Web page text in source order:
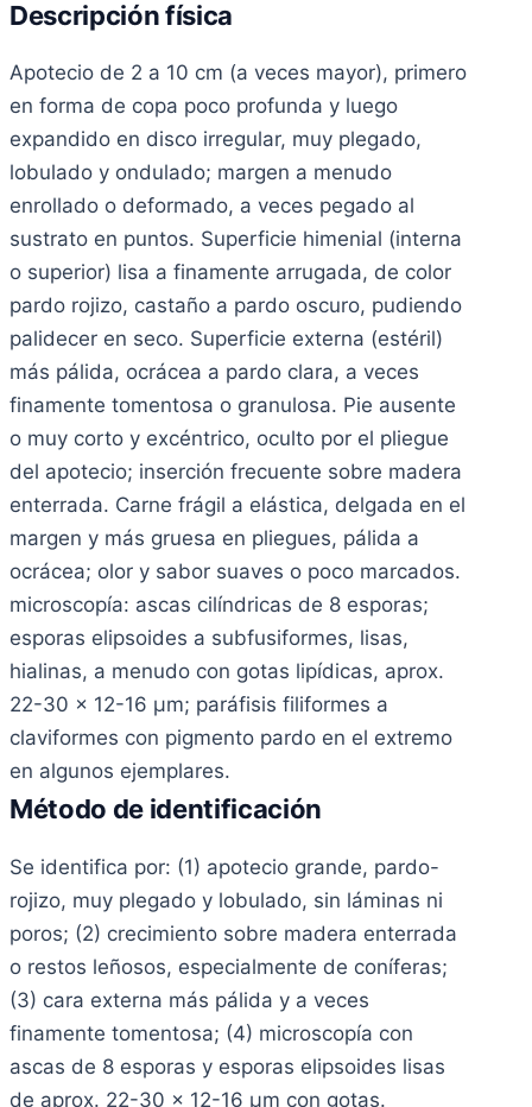
Descripción física
Apotecio de 2 a 10 cm (a veces mayor), primero
en forma de copa poco profunda y luego
expandido en disco irregular, muy plegado,
lobulado y ondulado; margen a menudo
enrollado o deformado, a veces pegado al
sustrato en puntos. Superficie himenial (interna
o superior) lisa a finamente arrugada, de color
pardo rojizo, castaño a pardo oscuro, pudiendo
palidecer en seco. Superficie externa (estéril)
más pálida, ocrácea a pardo clara, a veces
finamente tomentosa o granulosa. Pie ausente
o muy corto y excéntrico, oculto por el pliegue
del apotecio; inserción frecuente sobre madera
enterrada. Carne frágil a elástica, delgada en el
margen y más gruesa en pliegues, pálida a
ocrácea; olor y sabor suaves o poco marcados.
microscopía: ascas cilíndricas de 8 esporas;
esporas elipsoides a subfusiformes, lisas,
hialinas, a menudo con gotas lipídicas, aprox.
22-30 x 12-16 µm; paráfisis filiformes a
claviformes con pigmento pardo en el extremo
en algunos ejemplares.
Método de identificación
Se identifica por: (1) apotecio grande, pardo-
rojizo, muy plegado y lobulado, sin láminas ni
poros; (2) crecimiento sobre madera enterrada
o restos leñosos, especialmente de coníferas;
(3) cara externa más pálida y a veces
finamente tomentosa; (4) microscopía con
ascas de 8 esporas y esporas elipsoides lisas
de aprox. 22-30 x 12-16 µm con gotas.